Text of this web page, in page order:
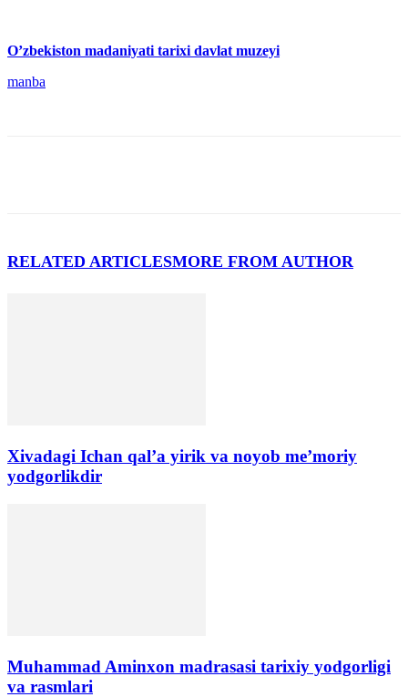
O’zbekiston madaniyati tarixi davlat muzeyi
manba
RELATED ARTICLESMORE FROM AUTHOR
Xivadagi Ichan qal’a yirik va noyob me’moriy
yodgorlikdir
​Muhammad Aminxon madrasasi tarixiy yodgorligi
va rasmlari